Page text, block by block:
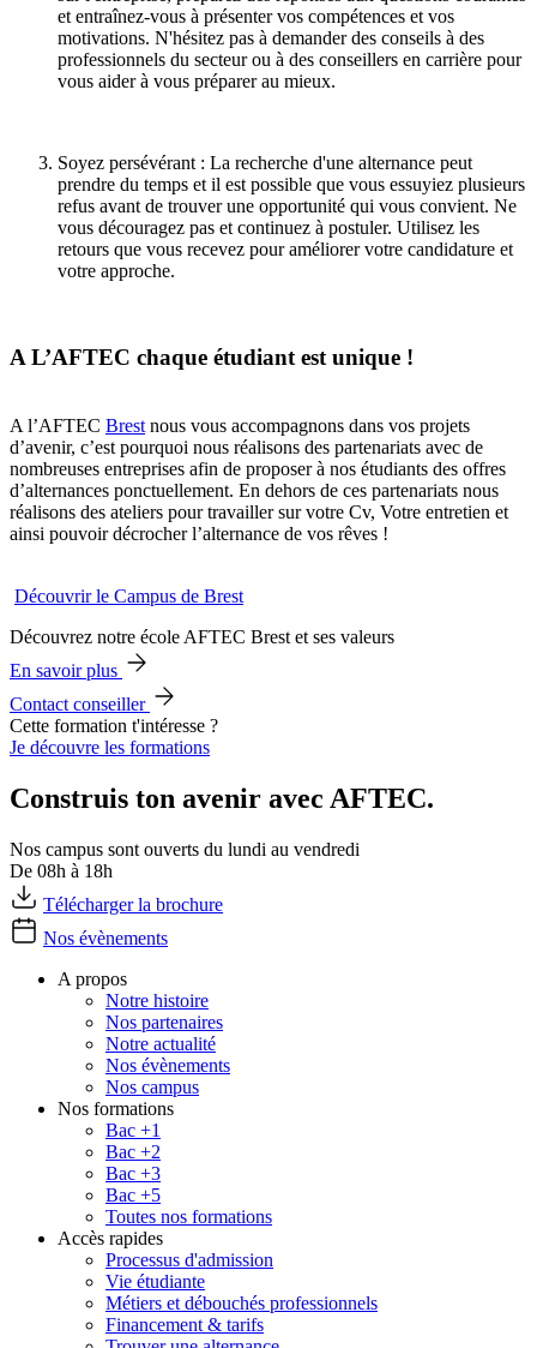
et entraînez-vous à présenter vos compétences et vos
motivations. N'hésitez pas à demander des conseils à des
professionnels du secteur ou à des conseillers en carrière pour
vous aider à vous préparer au mieux.
Soyez persévérant : La recherche d'une alternance peut
prendre du temps et il est possible que vous essuyiez plusieurs
refus avant de trouver une opportunité qui vous convient. Ne
vous découragez pas et continuez à postuler. Utilisez les
retours que vous recevez pour améliorer votre candidature et
votre approche.
A L’AFTEC chaque étudiant est unique !
A l’AFTEC Brest nous vous accompagnons dans vos projets
d’avenir, c’est pourquoi nous réalisons des partenariats avec de
nombreuses entreprises afin de proposer à nos étudiants des offres
d’alternances ponctuellement. En dehors de ces partenariats nous
réalisons des ateliers pour travailler sur votre Cv, Votre entretien et
ainsi pouvoir décrocher l’alternance de vos rêves !
Découvrir le Campus de Brest
Découvrez notre école AFTEC Brest et ses valeurs
En savoir plus
Contact conseiller
Cette formation t'intéresse ?
Je découvre les formations
Construis ton avenir avec AFTEC.
Nos campus sont ouverts du lundi au vendredi
De 08h à 18h
Télécharger la brochure
Nos évènements
A propos
Notre histoire
Nos partenaires
Notre actualité
Nos évènements
Nos campus
Nos formations
Bac +1
Bac +2
Bac +3
Bac +5
Toutes nos formations
Accès rapides
Processus d'admission
Vie étudiante
Métiers et débouchés professionnels
Financement & tarifs